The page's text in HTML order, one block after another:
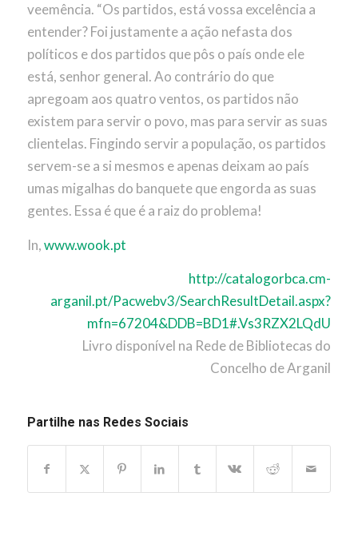
veemência. “Os partidos, está vossa excelência a
entender? Foi justamente a ação nefasta dos
políticos e dos partidos que pôs o país onde ele
está, senhor general. Ao contrário do que
apregoam aos quatro ventos, os partidos não
existem para servir o povo, mas para servir as suas
clientelas. Fingindo servir a população, os partidos
servem-se a si mesmos e apenas deixam ao país
umas migalhas do banquete que engorda as suas
gentes. Essa é que é a raiz do problema!
In,www.wook.pt
http://catalogorbca.cm-
arganil.pt/Pacwebv3/SearchResultDetail.aspx?
mfn=67204&DDB=BD1#.Vs3RZX2LQdU
Livro disponível na Rede de Bibliotecas do
Concelho de Arganil
Partilhe nas Redes Sociais